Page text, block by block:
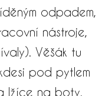
odpadem,
nástroje,
Věšák tu
pod pytlem
lžíce na boty.​